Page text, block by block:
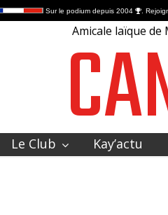
Sur le podium depuis 2004 .
Amicale laïque de
Le Club Kay’actu